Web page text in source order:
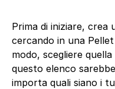
Prima di iniziare, crea
cercando in una
modo, scegliere
questo elenco
importa quali siano i